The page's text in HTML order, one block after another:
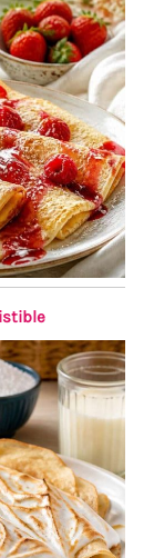
être
de la
des noix,
de sauce
de
mettre
chocolats,
crème
fondu et
encore.